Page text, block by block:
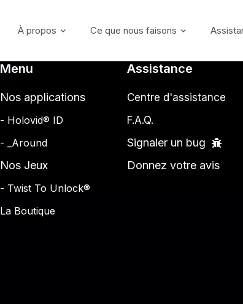
À propos Ce que nous faisons
Menu
Nos applications
- Holovid® ID
- _Around
Nos Jeux
- Twist To Unlock®
La Boutique
Assistance
Centre d'assistance
F.A.Q.
Signaler un bug
Donnez votre avis